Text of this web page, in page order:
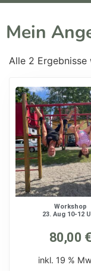
Mein
Alle 2
Workshop
23. Aug 10-12
80,00 €
inkl. 19 %